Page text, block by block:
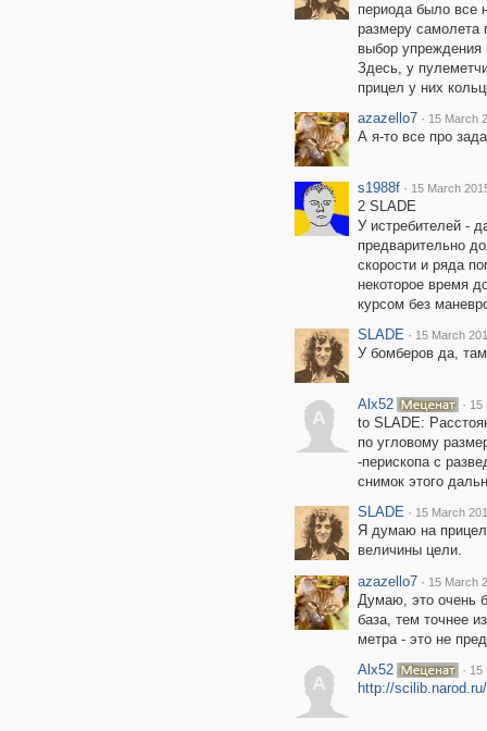
периода было все
размеру самолета
выбор упреждения
Здесь, у
прицел у них
azazello7 · 15 March
А я-то все про
s1988f · 15 March
2 SLADE
У истребителей -
предварительно
скорости и ряда
некоторое время
курсом без
SLADE · 15 March
У бомберов да,
A
Alx52 · 15
to SLADE:
по угловому
-перископа с
снимок этого
SLADE · 15 March
Я думаю на
величины цели.
azazello7 · 15 March
Думаю, это очень
база, тем точнее
метра - это не
A
Alx52 · 15
http://